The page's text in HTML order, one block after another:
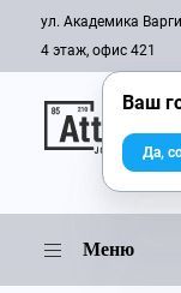
ул. Академика
4 этаж, офис 421
Меню
Ваш
Да,